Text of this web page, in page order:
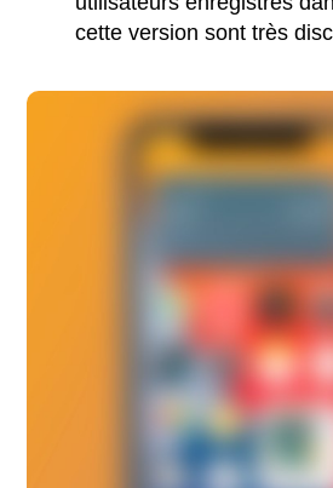
cette version sont très